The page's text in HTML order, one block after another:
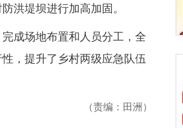
洪堤坝进行加高加固。
成场地布置和人员分工，全
，提升了乡村两级应急队伍
（责编：田洲）